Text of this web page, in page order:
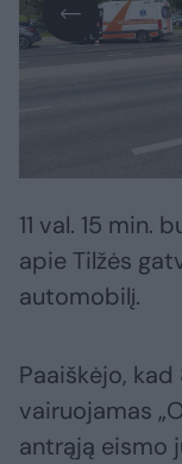
11 val. 15 min.
apie Tilžės
automobilį.
Paaiškėjo,
vairuojamas
antrąją eismo